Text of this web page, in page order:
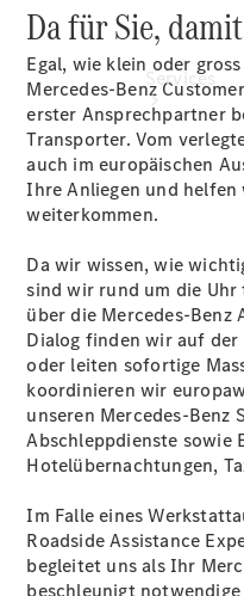
Services
Übersicht
Van-
und
Intelligente
Garantie
Original-
Teile
Mercedes-
Da für Sie,
Egal, wie klein oder
Mercedes-Benz
erster Ansprechpartner
Transporter. Vom
auch im europäischen
Ihre Anliegen und
weiterkommen.
Da wir wissen, wie
sind wir rund um die
über die Mercedes-Benz
Dialog finden wir auf
oder leiten sofortige
koordinieren wir
unseren Mercedes-Benz
Abschleppdienste sowie
Hotelübernachtungen,
Im Falle eines
Roadside Assistance
begleitet uns als Ihr
beschleunigt